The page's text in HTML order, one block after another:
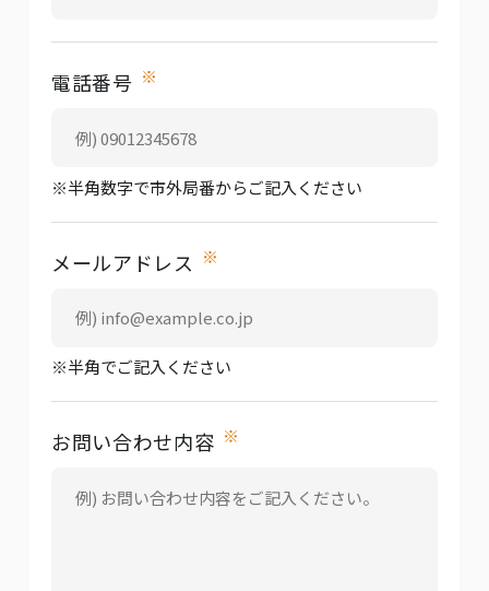
電話番号 ※
※半角数字で市外局番からご記入ください
メールアドレス ※
※半角でご記入ください
お問い合わせ内容 ※